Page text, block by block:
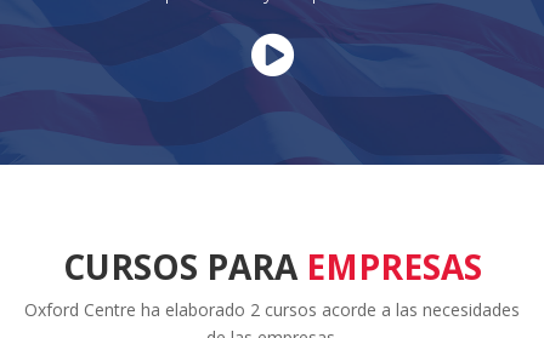
CURSOS PARA EMPRESAS
Oxford Centre ha elaborado 2 cursos acorde a las necesidades